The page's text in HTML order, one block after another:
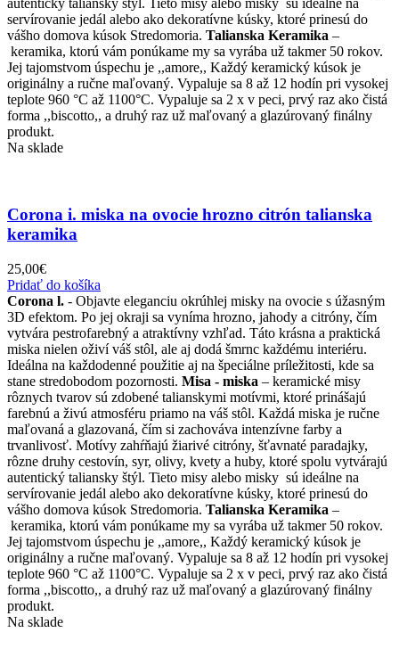
autentický taliansky štýl. Tieto misy alebo misky sú ideálne na
servírovanie jedál alebo ako dekoratívne kúsky, ktoré prinesú do
vášho domova kúsok Stredomoria. Talianska Keramika –
keramika, ktorú vám ponúkame my sa vyrába už takmer 50 rokov.
Jej tajomstvom úspechu je ,,amore,, Každý keramický kúsok je
originálny a ručne maľovaný. Vypaluje sa 8 až 12 hodín pri vysokej
teplote 960 °C až 1100°C. Vypaluje sa 2 x v peci, prvý raz ako čistá
forma ,,biscotto,, a druhý raz už maľovaný a glazúrovaný finálny
produkt.
Na sklade
Corona i. miska na ovocie hrozno citrón talianska
keramika
25,00€
Pridať do košíka
Corona l. - Objavte eleganciu okrúhlej misky na ovocie s úžasným
3D efektom. Po jej okraji sa vyníma hrozno, jahody a citróny, čím
vytvára pestrofarebný a atraktívny vzhľad. Táto krásna a praktická
miska nielen oživí váš stôl, ale aj dodá šmrnc každému interiéru.
Ideálna na každodenné použitie aj na špeciálne príležitosti, kde sa
stane stredobodom pozornosti. Misa - miska – keramické misy
rôznych tvarov sú zdobené talianskymi motívmi, ktoré prinášajú
farebnú a živú atmosféru priamo na váš stôl. Každá miska je ručne
maľovaná a glazovaná, čím si zachováva intenzívne farby a
trvanlivosť. Motívy zahŕňajú žiarivé citróny, šťavnaté paradajky,
rôzne druhy cestovín, syr, olivy, kvety a huby, ktoré spolu vytvárajú
autentický taliansky štýl. Tieto misy alebo misky sú ideálne na
servírovanie jedál alebo ako dekoratívne kúsky, ktoré prinesú do
vášho domova kúsok Stredomoria. Talianska Keramika –
keramika, ktorú vám ponúkame my sa vyrába už takmer 50 rokov.
Jej tajomstvom úspechu je ,,amore,, Každý keramický kúsok je
originálny a ručne maľovaný. Vypaluje sa 8 až 12 hodín pri vysokej
teplote 960 °C až 1100°C. Vypaluje sa 2 x v peci, prvý raz ako čistá
forma ,,biscotto,, a druhý raz už maľovaný a glazúrovaný finálny
produkt.
Na sklade